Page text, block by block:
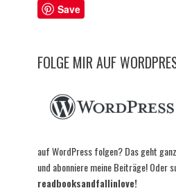
Save
FOLGE MIR AUF
auf WordPress folgen? Das geht
und abonniere meine Beiträge! Oder
readbooksandfallinlove!